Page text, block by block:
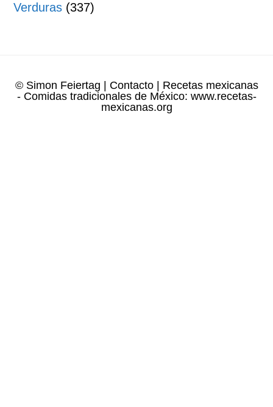
Verduras (337)
© Simon Feiertag Contacto| Recetas mexicanas
- Comidas tradicionales de México: www.recetas-
mexicanas.org